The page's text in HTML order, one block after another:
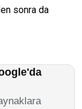
sonra da